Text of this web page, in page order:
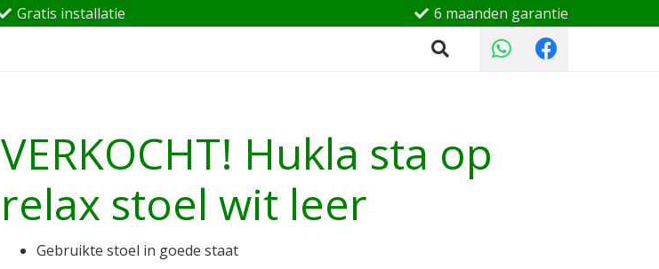
Gratis installatie 6 maanden garantie
VERKOCHT! Hukla sta op
relax stoel wit leer
Gebruikte stoel in goede staat